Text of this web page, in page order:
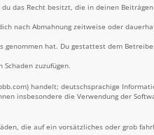
das Recht besitzt, die in deinen
nach Abmahnung zeitweise oder
hat. Du gestattest dem
zuzufügen.
) handelt; deutschsprachige
insbesondere die Verwendung der
die auf ein vorsätzliches oder grob